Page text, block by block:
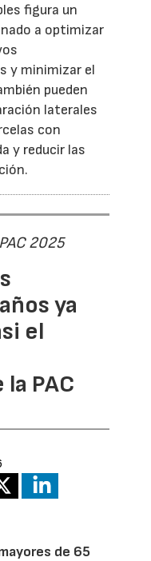
figura un
a optimizar
y minimizar el
pueden
laterales
con
y reducir las
2025
ya
el
PAC
de 65